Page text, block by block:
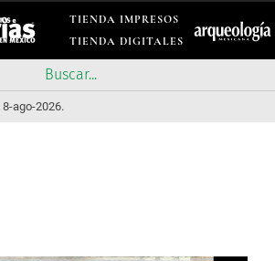
TIENDA IMPRESOS
TIENDA DIGITALES
8-ago-2026.